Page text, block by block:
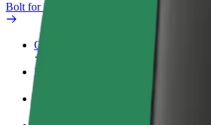
Bolt for Business
Οφέλη
Προφίλ Εργασίας